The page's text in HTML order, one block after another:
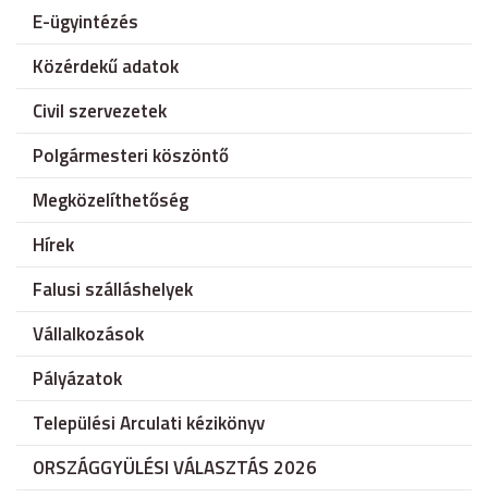
E-ügyintézés
Közérdekű adatok
Civil szervezetek
Polgármesteri köszöntő
Megközelíthetőség
Hírek
Falusi szálláshelyek
Vállalkozások
Pályázatok
Települési Arculati kézikönyv
ORSZÁGGYÜLÉSI VÁLASZTÁS 2026